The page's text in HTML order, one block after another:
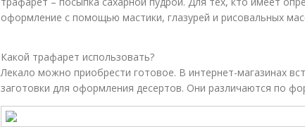
оформление с помощью мастики, глазурей и рисовальных
Какой трафарет использовать?
Лекало можно приобрести готовое. В интернет-магазинах
заготовки для оформления десертов. Они различаются по